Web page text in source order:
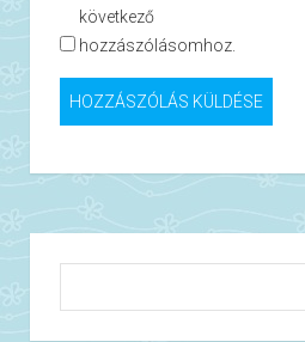
következő
hozzászólásomhoz.